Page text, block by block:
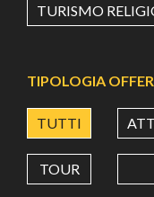
Value in decimal
TURISMO
TIPOLOGIA
TUTTI
TOUR